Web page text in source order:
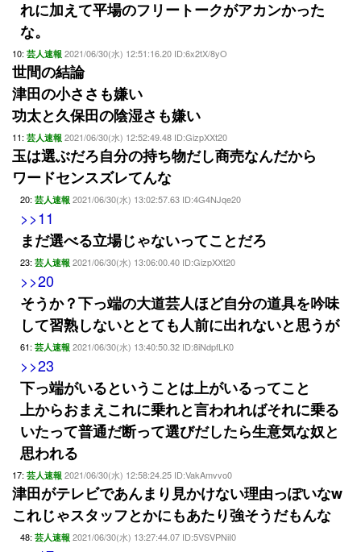
れに加えて平場のフリートークがアカンかった
な。
10: 芸人速報 2021/06/30(水) 12:51:16.20 ID:6x2tX/8yO
世間の結論
津田の小ささも嫌い
功太と久保田の陰湿さも嫌い
11: 芸人速報 2021/06/30(水) 12:52:49.48 ID:GizpXXt20
玉は選ぶだろ自分の持ち物だし商売なんだから
ワードセンスズレてんな
20: 芸人速報 2021/06/30(水) 13:02:57.63 ID:4G4NJqe20
>>11
まだ選べる立場じゃないってことだろ
23: 芸人速報 2021/06/30(水) 13:06:00.40 ID:GizpXXt20
>>20
そうか？下っ端の大道芸人ほど自分の道具を吟味
して習熟しないととても人前に出れないと思うが
61: 芸人速報 2021/06/30(水) 13:40:50.32 ID:8iNdpfLK0
>>23
下っ端がいるということは上がいるってこと
上からおまえこれに乗れと言われればそれに乗る
いたって普通だ断って選びだしたら生意気な奴と
思われる
17: 芸人速報 2021/06/30(水) 12:58:24.25 ID:VakAmvvo0
津田がテレビであんまり見かけない理由っぽいなw
これじゃスタッフとかにもあたり強そうだもんな
48: 芸人速報 2021/06/30(水) 13:27:44.07 ID:5VSVPNiI0